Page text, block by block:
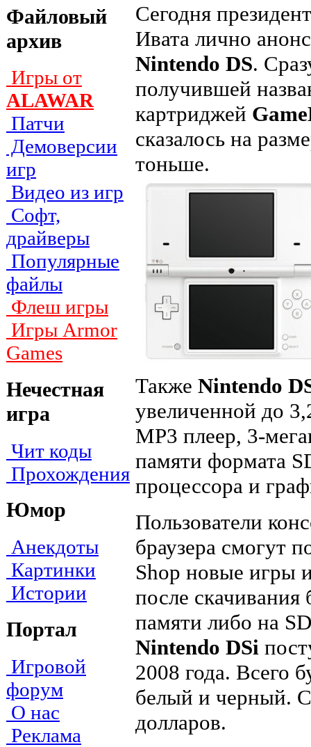
Файловый
архив
Игры от
ALAWAR
Патчи
Демоверсии
игр
Видео из игр
Софт,
драйверы
Популярные
файлы
Флеш игры
Игры Armor
Games
Нечестная
игра
Чит коды
Прохождения
Юмор
Анекдоты
Картинки
Истории
Портал
Игровой
форум
О нас
Реклама
Сегодня
Ивата лично
Nintendo DS.
получившей
картриджей
сказалось на
тоньше.
Также Nintendo
увеличенной до
MP3 плеер, 3-
памяти формата
процессора и
Пользователи
браузера смогут
Shop новые игры
после скачивания
памяти либо на
Nintendo DSi
2008 года. Всего
белый и черный.
долларов.